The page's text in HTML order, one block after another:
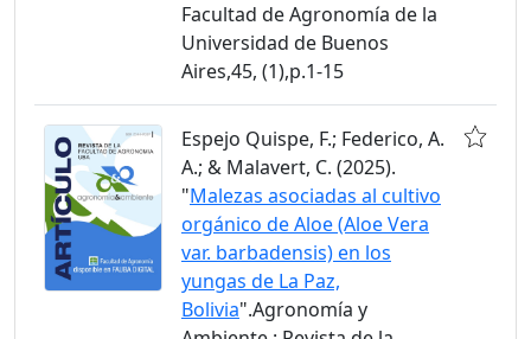
Facultad de Agronomía de la
Universidad de Buenos
Aires,45, (1),p.1-15
Espejo Quispe, F.; Federico, A.
A.; & Malavert, C. (2025).
"Malezas asociadas al cultivo
orgánico de Aloe (Aloe Vera
var. barbadensis) en los
yungas de La Paz,
Bolivia".Agronomía y